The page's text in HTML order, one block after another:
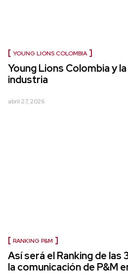
YOUNG LIONS COLOMBIA
Young Lions Colombia y
industria
abril 27, 2026
RANKING P&M
Así será el Ranking de
la comunicación de P&M